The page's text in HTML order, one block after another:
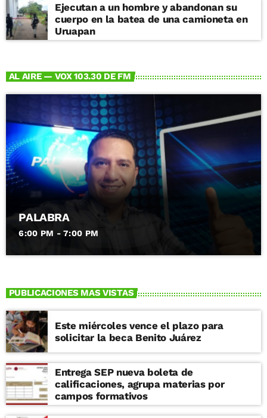
Ejecutan a un hombre y abandonan su
cuerpo en la batea de una camioneta en
Uruapan
AL AIRE — VOX 103.30 DE FM
PALABRA
6:00 PM - 7:00 PM
PUBLICACIONES MAS VISTAS
Este miércoles vence el plazo para
solicitar la beca Benito Juárez
Entrega SEP nueva boleta de
calificaciones, agrupa materias por
campos formativos